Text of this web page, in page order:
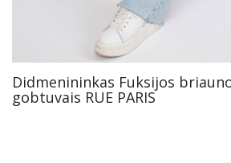
Didmenininkas Fuksijos
gobtuvais RUE PARIS